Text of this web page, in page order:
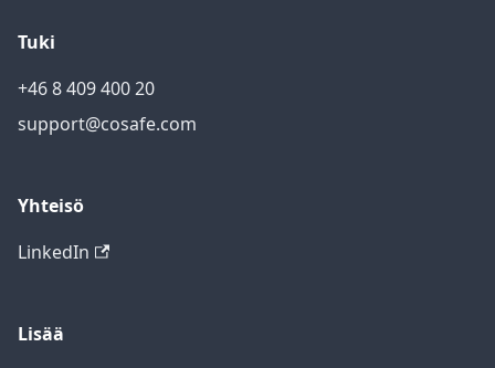
Tuki
+46 8 409 400 20
support@cosafe.com
Yhteisö
LinkedIn
Lisää